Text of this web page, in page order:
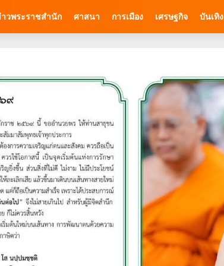
วพระราชสำนัก ศาสนา การเมือง เศรษฐกิจ บันเทิง